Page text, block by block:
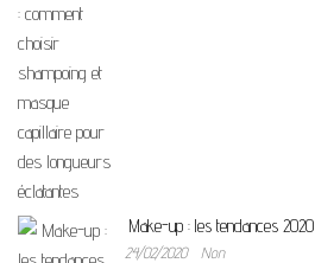
Make-up : les tendances 2020
24/02/2020 Non